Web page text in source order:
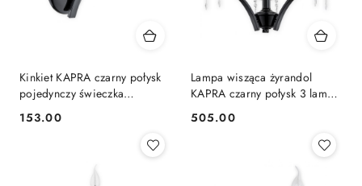
Kinkiet KAPRA czarny połysk
pojedynczy świeczka
świecznik błyszczący - Lemir
Cena:
153.00
Lampa wisząca żyrandol
KAPRA czarny połysk 3 lampki
ramiona świeczki świeczniki -
Lemir
Cena:
505.00